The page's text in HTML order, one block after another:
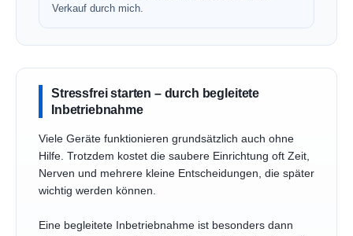
Verkauf durch mich.
Stressfrei starten – durch begleitete
Inbetriebnahme
Viele Geräte funktionieren grundsätzlich auch ohne
Hilfe. Trotzdem kostet die saubere Einrichtung oft Zeit,
Nerven und mehrere kleine Entscheidungen, die später
wichtig werden können.
Eine begleitete Inbetriebnahme ist besonders dann